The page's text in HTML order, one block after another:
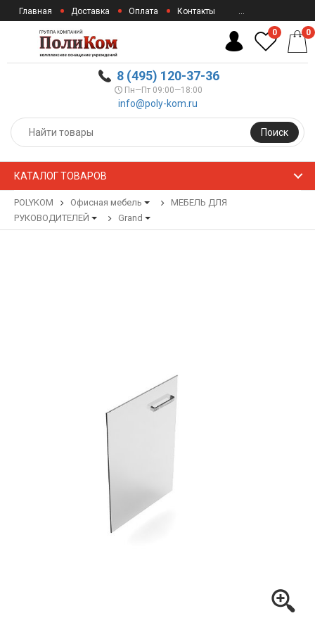
Главная Доставка Оплата Контакты ...
8 (495) 120-37-36
Пн—Пт 09:00—18:00
info@poly-kom.ru
Поиск
0 0
КАТАЛОГ ТОВАРОВ
POLYKOM Офисная мебель
МЕБЕЛЬ ДЛЯ
РУКОВОДИТЕЛЕЙ
Grand